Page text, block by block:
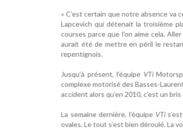
« C’est certain que notre absence va
Lapcevich qui détenait la troisième
courses parce que l’on aime cela.
aurait été de mettre en péril le
repentignois.
Jusqu’à présent, l’équipe VTi
complexe motorisé des Basses-
accident alors qu’en 2010, c’est un
La semaine dernière, l’équipe VTi
ovales. Le tout s’est bien déroulé. La